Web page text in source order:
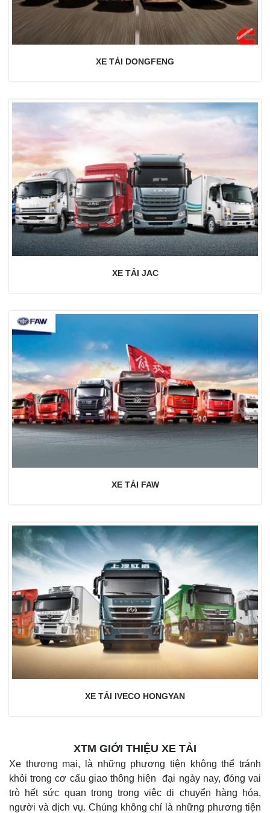
XE TẢI DONGFENG
XE TẢI JAC
XE TẢI FAW
XE TẢI IVECO HONGYAN
XTM GIỚI THIỆU XE TẢI
Xe thương mại, là những phương tiện không thể tránh
khỏi trong cơ cấu giao thông hiện đại ngày nay, đóng vai
trò hết sức quan trọng trong việc di chuyển hàng hóa,
người và dịch vụ. Chúng không chỉ là những phương tiện